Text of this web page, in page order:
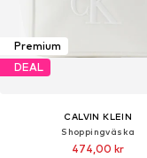
Premium
DEAL
CALVIN KLEIN
Shoppingväska
474,00 kr